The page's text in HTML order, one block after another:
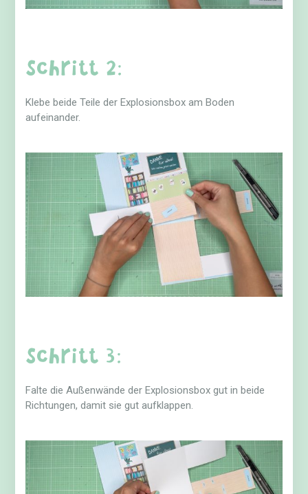
Schritt 2:
Klebe beide Teile der Explosionsbox am Boden
aufeinander.
Schritt 3:
Falte die Außenwände der Explosionsbox gut in beide
Richtungen, damit sie gut aufklappen.